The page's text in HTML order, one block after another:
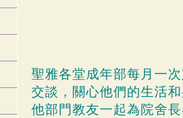
聖雅各堂成年部每月一
交談，關心他們的生活
他部門教友一起為院舍